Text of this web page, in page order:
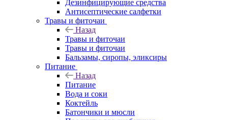
Дезинфицирующие средства
Антисептические салфетки
Травы и фиточаи
Назад
Травы и фиточаи
Травы и фиточаи
Бальзамы, сиропы, эликсиры
Питание
Назад
Питание
Вода и соки
Коктейль
Батончики и мюсли